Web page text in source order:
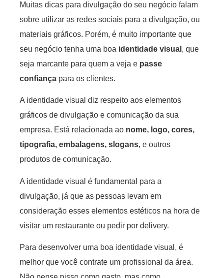
Muitas dicas para divulgação do seu negócio falam
sobre utilizar as redes sociais para a divulgação, ou
materiais gráficos. Porém, é muito importante que
seu negócio tenha uma boa identidade visual , que
seja marcante para quem a veja e passe
confiança para os clientes.
A identidade visual diz respeito aos elementos
gráficos de divulgação e comunicação da sua
empresa. Está relacionada ao nome, logo, cores,
tipografia, embalagens, slogans, e outros
produtos de comunicação.
A identidade visual é fundamental para a
divulgação, já que as pessoas levam em
consideração esses elementos estéticos na hora de
visitar um restaurante ou pedir por delivery.
Para desenvolver uma boa identidade visual, é
melhor que você contrate um profissional da área.